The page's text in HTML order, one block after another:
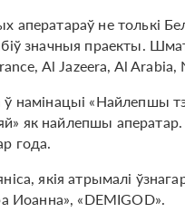
не толькі
значныя праекты.
Al Jazeera, Al Arabia,
намінацыі «Найлепшы
як найлепшы аператар.
года.
якія атрымалі
Иоанна», «DEMIGOD».